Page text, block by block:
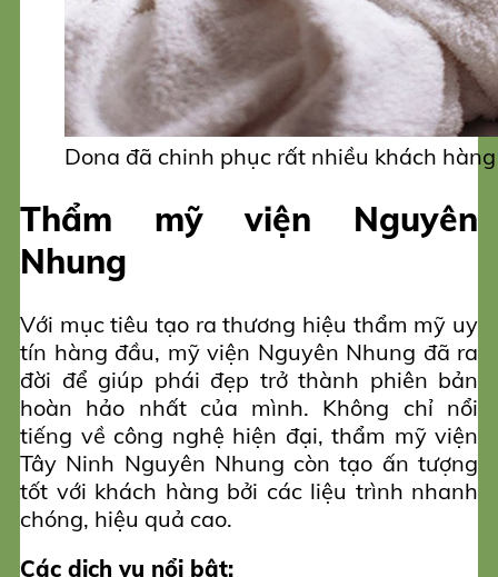
Dona đã chinh phục rất nhiều khách
Thẩm mỹ viện Nguyên
Nhung
Với mục tiêu tạo ra thương hiệu thẩm mỹ uy
tín hàng đầu, mỹ viện Nguyên Nhung đã ra
đời để giúp phái đẹp trở thành phiên bản
hoàn hảo nhất của mình. Không chỉ nổi
tiếng về công nghệ hiện đại, thẩm mỹ viện
Tây Ninh Nguyên Nhung còn tạo ấn tượng
tốt với khách hàng bởi các liệu trình nhanh
chóng, hiệu quả cao.
Các dịch vụ nổi bật: